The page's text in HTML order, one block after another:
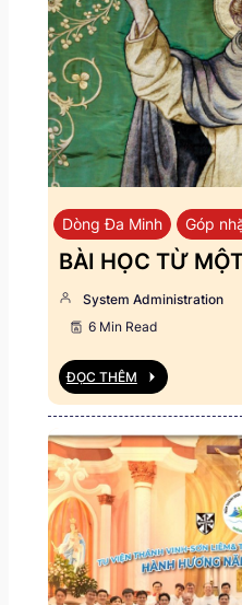
Dòng Đa Minh Góp
BÀI HỌC TỪ
System Administration
6 Min Read
ĐỌC THÊM